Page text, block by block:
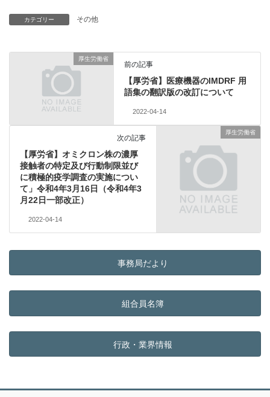
カテゴリー その他
厚生労働省
前の記事
【厚労省】医療機器のIMDRF 用
語集の翻訳版の改訂について
2022-04-14
厚生労働省
次の記事
【厚労省】オミクロン株の濃厚
接触者の特定及び行動制限並び
に積極的疫学調査の実施につい
て」令和4年3月16日（令和4年3
月22日一部改正）
2022-04-14
事務局だより
組合員名簿
行政・業界情報